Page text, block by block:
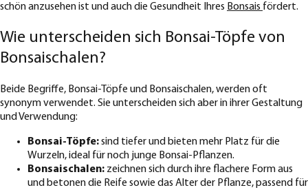
schön anzusehen ist und auch die Gesundheit Ihres Bonsais fördert.
Wie unterscheiden sich Bonsai-Töpfe von
Bonsaischalen?
Beide Begriffe, Bonsai-Töpfe und Bonsaischalen, werden oft
synonym verwendet. Sie unterscheiden sich aber in ihrer Gestaltung
und Verwendung:
Bonsai-Töpfe:sind tiefer und bieten mehr Platz für die
Wurzeln, ideal für noch junge Bonsai-Pflanzen.
Bonsaischalen: zeichnen sich durch ihre flachere Form aus
und betonen die Reife sowie das Alter der Pflanze, passend für